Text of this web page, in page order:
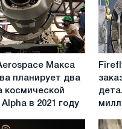
Макса
планирует два
космической
в 2021 году
Firefly
на